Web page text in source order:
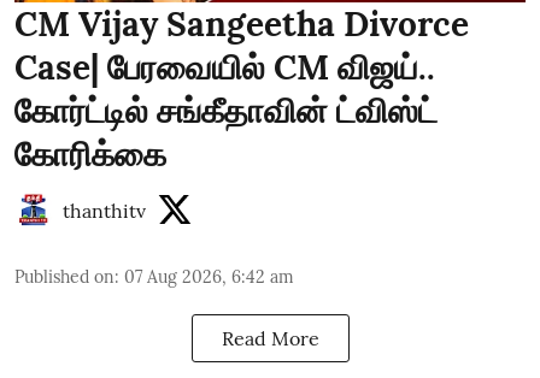
CM Vijay Sangeetha Divorce
Case| பேரவையில் CM விஜய்..
கோர்ட்டில் சங்கீதாவின் ட்விஸ்ட்
கோரிக்கை
thanthitv
Published on: 07 Aug 2026, 6:42 am
Read More